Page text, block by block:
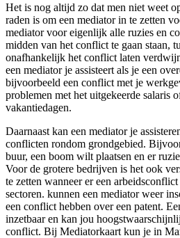
Het is nog altijd zo dat men niet weet
raden is om een mediator in te zetten
mediator voor eigenlijk alle ruzies en
midden van het conflict te gaan staan,
onafhankelijk het conflict laten
een mediator je assisteert als je een
bijvoorbeeld een conflict met je
problemen met het uitgekeerde salaris
vakantiedagen.
Daarnaast kan een mediator je
conflicten rondom grondgebied.
buur, een boom wilt plaatsen en er
Voor de grotere bedrijven is het ook
te zetten wanneer er een
sectoren. kunnen een mediator weer
een conflict hebben over een patent.
inzetbaar en kan jou
conflict. Bij Mediatorkaart kun je in